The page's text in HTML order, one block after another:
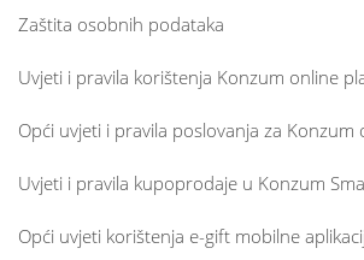
Zaštita osobnih podataka
Uvjeti i pravila korištenja Konzum online
Opći uvjeti i pravila poslovanja za
Uvjeti i pravila kupoprodaje u Konzum
Opći uvjeti korištenja e-gift mobilne